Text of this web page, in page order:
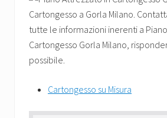
Cartongesso su Misura